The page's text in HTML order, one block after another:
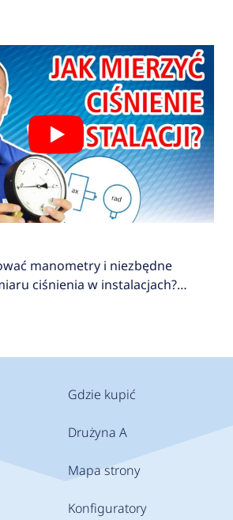
manometry i niezbędne
ciśnienia w instalacjach?
Gdzie kupić
Drużyna A
Mapa strony
Konfiguratory